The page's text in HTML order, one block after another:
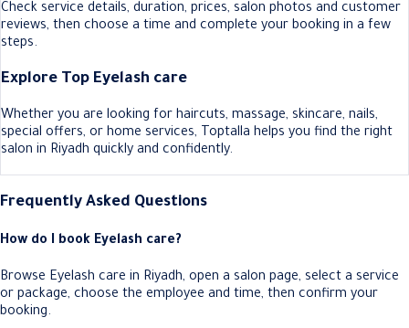
Check service details, duration, prices, salon photos and customer
reviews, then choose a time and complete your booking in a few
steps.
Explore Top Eyelash care
Whether you are looking for haircuts, massage, skincare, nails,
special offers, or home services, Toptalla helps you find the right
salon in Riyadh quickly and confidently.
Frequently Asked Questions
How do I book Eyelash care?
Browse Eyelash care in Riyadh, open a salon page, select a service
or package, choose the employee and time, then confirm your
booking.